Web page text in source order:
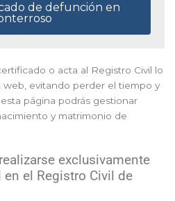
de defunción en
o acta al Registro Civil lo
web, evitando perder el tiempo y
página podrás gestionar
y matrimonio de
exclusivamente
el Registro Civil de